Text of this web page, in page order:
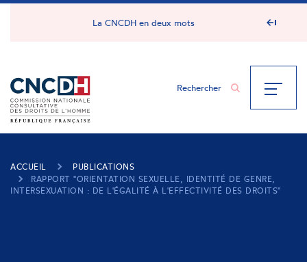
Panneau de gestion des cookies
La CNCDH en deux mots
ACCUEIL
PUBLICATIONS
RAPPORT "ORIENTATION SEXUELLE, IDENTITÉ DE GENRE,
INTERSEXUATION : DE L'ÉGALITÉ À L'EFFECTIVITÉ DES DROITS"